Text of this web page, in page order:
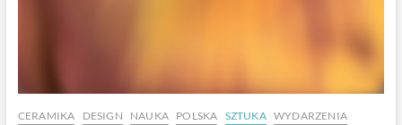
CERAMIKA DESIGN NAUKA POLSKA SZTUKA WYDARZENIA